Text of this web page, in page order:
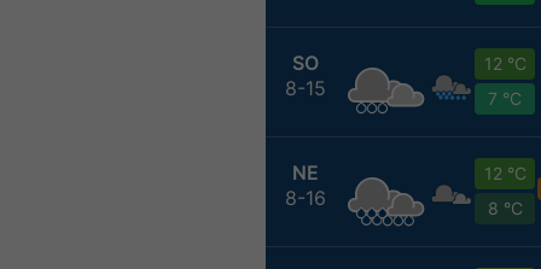
SO
8-15
12 °C
7 °C
NE
8-16
12 °C
8 °C